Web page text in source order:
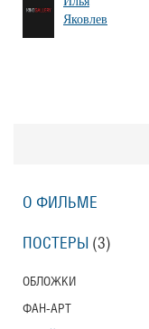
Яковлев
О ФИЛЬМЕ
ПОСТЕРЫ (3)
ОБЛОЖКИ
ФАН-АРТ